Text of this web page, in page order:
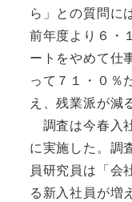
ら」との質問に
前年度より６・
ートをやめて仕
って７１・０％
え、残業派が減
調査は今春入
に実施した。調
員研究員は「会
る新入社員が増